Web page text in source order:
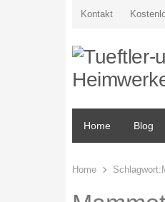
Kontakt
Home Blog
Home Schlagwort: